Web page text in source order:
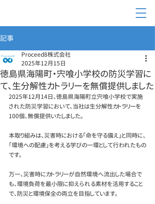
記事
徳島県海陽町・宍喰小学校の防災学習に
て、生分解性カトラリーを無償提供しました
Proceed8株式会社
2025年12月15日
2025年12月14日、徳島県海陽町立宍喰小学校で実施
された防災学習において、当社は生分解性カトラリーを
100個、無償提供いたしました。
本取り組みは、災害時における「命を守る備え」と同時に、
「環境への配慮」を考える学びの一環として行われたもの
です。
万一、災害時にカトラリーが自然環境へ流出した場合で
も、環境負荷を最小限に抑えられる素材を活用すること
で、防災と環境保全の両立を目指しています。